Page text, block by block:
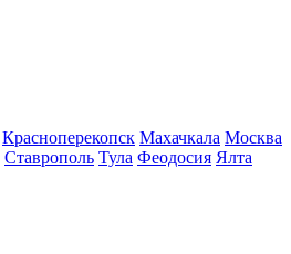
Красноперекопск Махачкала Москва
Ставрополь Тула Феодосия Ялта